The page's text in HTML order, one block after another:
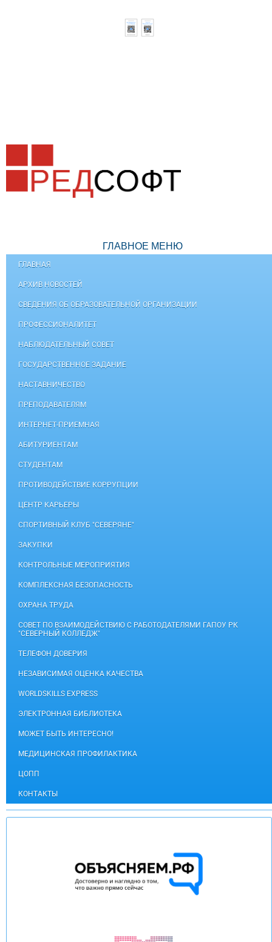
ГЛАВНОЕ МЕНЮ
ГЛАВНАЯ
АРХИВ НОВОСТЕЙ
СВЕДЕНИЯ ОБ ОБРАЗОВАТЕЛЬНОЙ ОРГАНИЗАЦИИ
ПРОФЕССИОНАЛИТЕТ
НАБЛЮДАТЕЛЬНЫЙ СОВЕТ
ГОСУДАРСТВЕННОЕ ЗАДАНИЕ
НАСТАВНИЧЕСТВО
ПРЕПОДАВАТЕЛЯМ
ИНТЕРНЕТ-ПРИЕМНАЯ
АБИТУРИЕНТАМ
СТУДЕНТАМ
ПРОТИВОДЕЙСТВИЕ КОРРУПЦИИ
ЦЕНТР КАРЬЕРЫ
СПОРТИВНЫЙ КЛУБ "СЕВЕРЯНЕ"
ЗАКУПКИ
КОНТРОЛЬНЫЕ МЕРОПРИЯТИЯ
КОМПЛЕКСНАЯ БЕЗОПАСНОСТЬ
ОХРАНА ТРУДА
СОВЕТ ПО ВЗАИМОДЕЙСТВИЮ С РАБОТОДАТЕЛЯМИ ГАПОУ РК
"СЕВЕРНЫЙ КОЛЛЕДЖ"
ТЕЛЕФОН ДОВЕРИЯ
НЕЗАВИСИМАЯ ОЦЕНКА КАЧЕСТВА
WORLDSKILLS EXPRESS
ЭЛЕКТРОННАЯ БИБЛИОТЕКА
МОЖЕТ БЫТЬ ИНТЕРЕСНО!
МЕДИЦИНСКАЯ ПРОФИЛАКТИКА
ЦОПП
КОНТАКТЫ